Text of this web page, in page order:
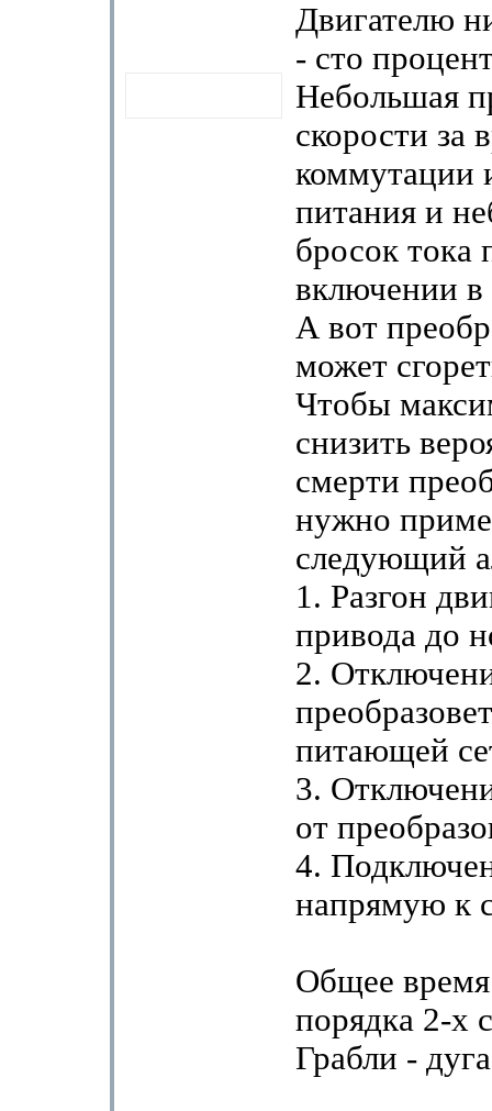
Двигателю
- сто
Небольшая
скорости за
коммутации
питания и
бросок тока
включении в
А вот
может
Чтобы
снизить
смерти
нужно
следующий
1. Разгон
привода до
2.
питающей
3.
от
4.
напрямую к
Общее
порядка 2-х
Грабли -